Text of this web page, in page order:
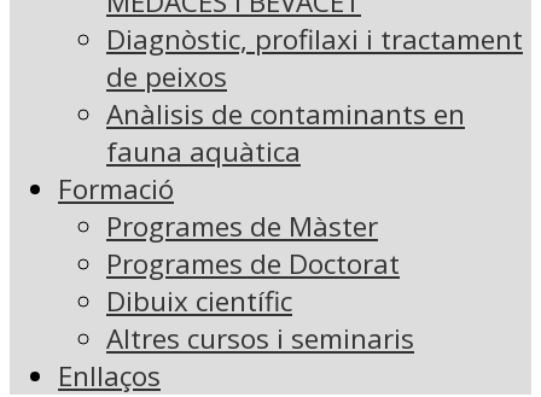
Diagnòstic, profilaxi i tractament
de peixos
Anàlisis de contaminants en
fauna aquàtica
Formació
Programes de Màster
Programes de Doctorat
Dibuix científic
Altres cursos i seminaris
Enllaços